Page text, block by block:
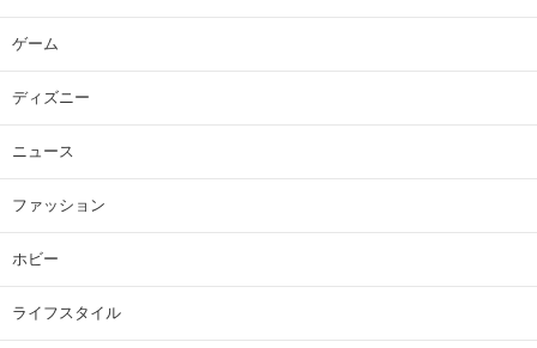
ゲーム
ディズニー
ニュース
ファッション
ホビー
ライフスタイル